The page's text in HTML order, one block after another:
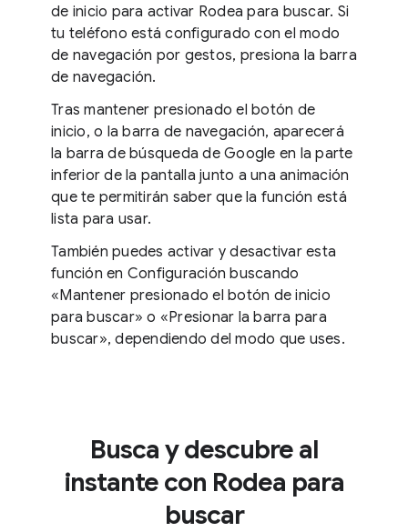
de inicio para activar Rodea para buscar. Si
tu teléfono está configurado con el modo
de navegación por gestos, presiona la barra
de navegación.
Tras mantener presionado el botón de
inicio, o la barra de navegación, aparecerá
la barra de búsqueda de Google en la parte
inferior de la pantalla junto a una animación
que te permitirán saber que la función está
lista para usar.
También puedes activar y desactivar esta
función en Configuración buscando
«Mantener presionado el botón de inicio
para buscar» o «Presionar la barra para
buscar», dependiendo del modo que uses.
Busca y descubre al
instante con Rodea para
buscar